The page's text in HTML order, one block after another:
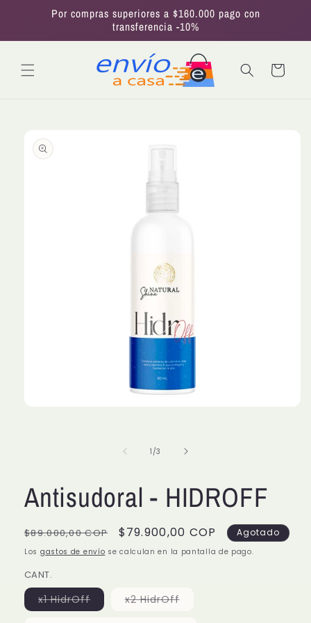
directamentePor compras superiores a $160.000 pago con
transferencia -10%
Carrito
información
1 /de
3
Antisudoral - HIDROFF
Precio
habitual
$89.000,00 COP
Precio
de
$79.900,00 COP Agotado
Los gastos de envío se calculan en la pantalla de pago.
CANT.
x1 HidrOffVariante
agotada
x2 HidrOffVariante